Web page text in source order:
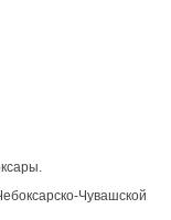
Чувашской